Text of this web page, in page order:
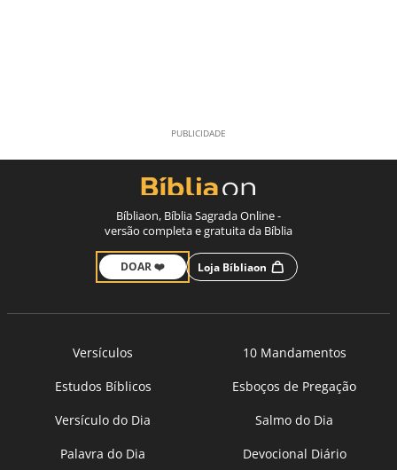
Bíbliaon, Bíblia Sagrada Online -
versão completa e gratuita da Bíblia
DOAR ❤️ Loja Bíbliaon
Versículos
10 Mandamentos
Estudos Bíblicos
Esboços de Pregação
Versículo do Dia
Salmo do Dia
Palavra do Dia
Devocional Diário